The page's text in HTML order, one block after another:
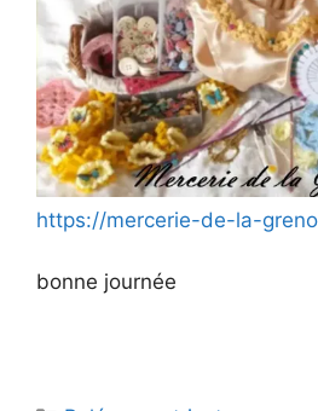
o
https://mercerie-de-la-
bonne journée